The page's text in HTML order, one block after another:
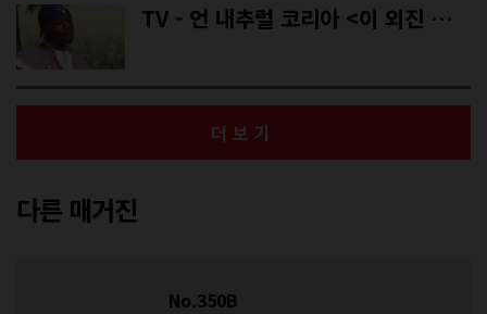
TV - 언 내추럴 코리아 <이 외진 마을에 왜 와썹>
더보기
다른 매거진
No.350B